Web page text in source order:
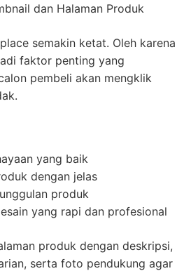
dan Halaman Produk
semakin ketat. Oleh karena
faktor penting yang
pembeli akan mengklik
yang baik
dengan jelas
produk
yang rapi dan profesional
produk dengan deskripsi,
serta foto pendukung agar